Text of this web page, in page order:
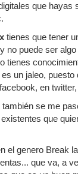
que
tienes que tener
no puede ser
tienes
un jaleo,
en
se me
que
el genero Break
que va, a